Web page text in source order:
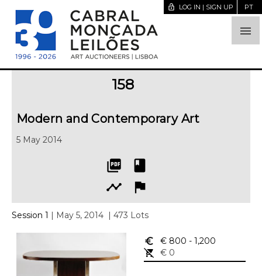

lock_open LOG IN | SIGN UP PT
158
Modern and Contemporary Art
5 May 2014
picture_as_pdf
book
timeline
flag
Session 1 | May 5, 2014 | 473 Lots
euro_symbol € 800 - 1,200
remove_shopping_cart
€ 0